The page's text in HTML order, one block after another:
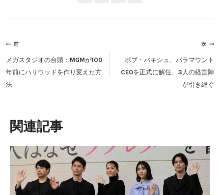
投
稿
ナ
ビ
シ
ョ
ン
前
メガスタジオの台頭：MGMが100
年前にハリウッドを作り変えた方
法
次
ボブ・バキシュ、パラマウント
CEOを正式に解任、3人の経営陣
が引き継ぐ
類似投稿